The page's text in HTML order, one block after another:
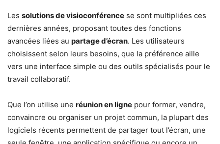
Les solutions de visioconférence se sont multipliées ces
dernières années, proposant toutes des fonctions
avancées liées au partage d’écran. Les utilisateurs
choisissent selon leurs besoins, que la préférence aille
vers une interface simple ou des outils spécialisés pour le
travail collaboratif.
Que l’on utilise une réunion en ligne pour former, vendre,
convaincre ou organiser un projet commun, la plupart des
logiciels récents permettent de partager tout l’écran, une